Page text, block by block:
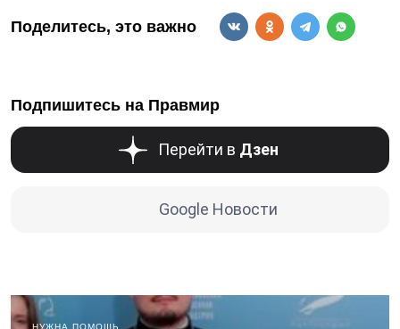
Поделитесь, это важно
Подпишитесь на Правмир
Перейти в Дзен
Google Новости
НУЖНА ПОМОЩЬ